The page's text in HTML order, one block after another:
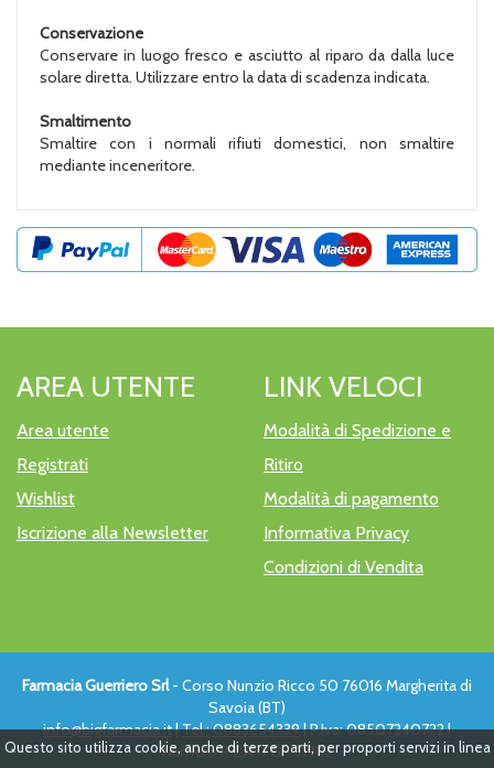
Questo sito utilizza cookie, anche di terze parti, per proporti servizi in linea
Conservazione
Conservare in luogo fresco e asciutto al riparo da dalla luce
solare diretta. Utilizzare entro la data di scadenza indicata.
Smaltimento
Smaltire con i normali rifiuti domestici, non smaltire
mediante inceneritore.
AREA UTENTE
Area utente
Registrati
Wishlist
Iscrizione alla Newsletter
LINK VELOCI
Modalità di Spedizione e
Ritiro
Modalità di pagamento
Informativa Privacy
Condizioni di Vendita
Farmacia Guerriero Srl- Corso Nunzio Ricco 50 76016 Margherita di
Savoia (BT)
info@bigfarmacia.it|Tel.: 0883654339| P.Iva: 08507240722 |
Numero R.E.A.: FG - 319112